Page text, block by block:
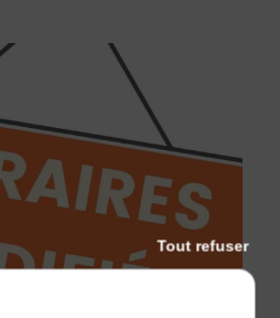
Tout refuser